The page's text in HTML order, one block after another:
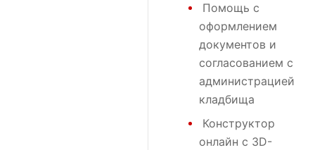
Помощь с
оформлением
документов и
согласованием с
администрацией
кладбища
Конструктор
онлайн с 3D-